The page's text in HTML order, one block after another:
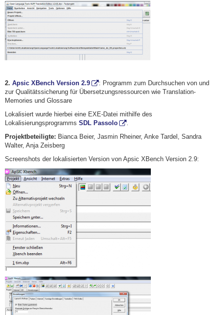
2. Apsic XBench Version 2.9
: Programm zum Durchsuchen von und
zur Qualitätssicherung für Übersetzungsressourcen wie Translation-
Memories und Glossare
Lokalisiert wurde hierbei eine EXE-Datei mithilfe des
Lokalisierungsprogramms SDL Passolo
.
Projektbeteiligte: Bianca Beier, Jasmin Rheiner, Anke Tardel, Sandra
Walter, Anja Zeisberg
Screenshots der lokalisierten Version von Apsic XBench Version 2.9: